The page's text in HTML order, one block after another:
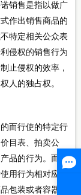
销售是指以做广
作出销售商品的
特定相关公众表
侵权的销售行为
止侵权的效率，
人的独占权。
而行使的特定行
目表、拍卖公
品的行为。而这
用行为相对应：
包装或者容器以